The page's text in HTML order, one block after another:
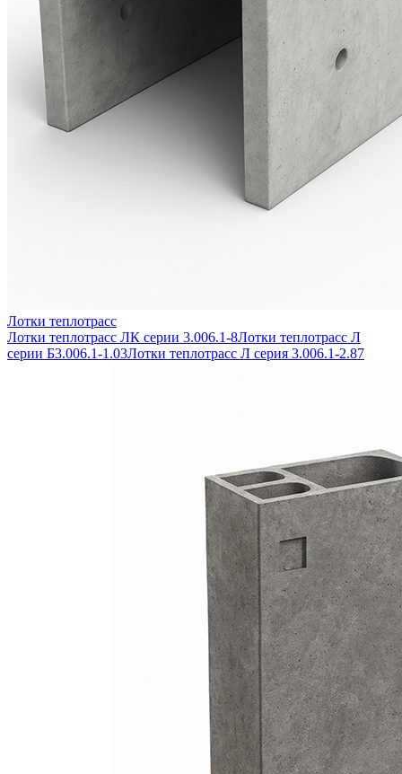
Лотки теплотрасс
Лотки теплотрасс ЛК серии 3.006.1-8Лотки теплотрасс Л
серии Б3.006.1-1.03Лотки теплотрасс Л серия 3.006.1-2.87